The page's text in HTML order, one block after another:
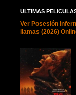
ULTIMAS
Ver Posesión
llamas (2026)